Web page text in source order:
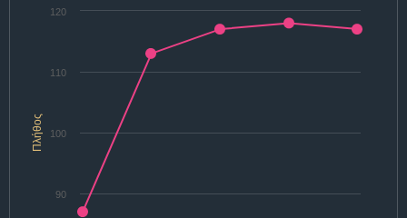
Πλήθος
90
100
110
120